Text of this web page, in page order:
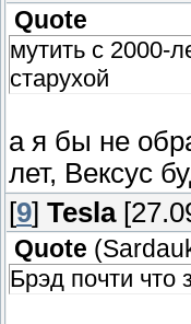
Quote
мутить с 2000-
старухой
а я бы не
лет, Вексус
[9] Tesla
Quote (
Брэд почти что